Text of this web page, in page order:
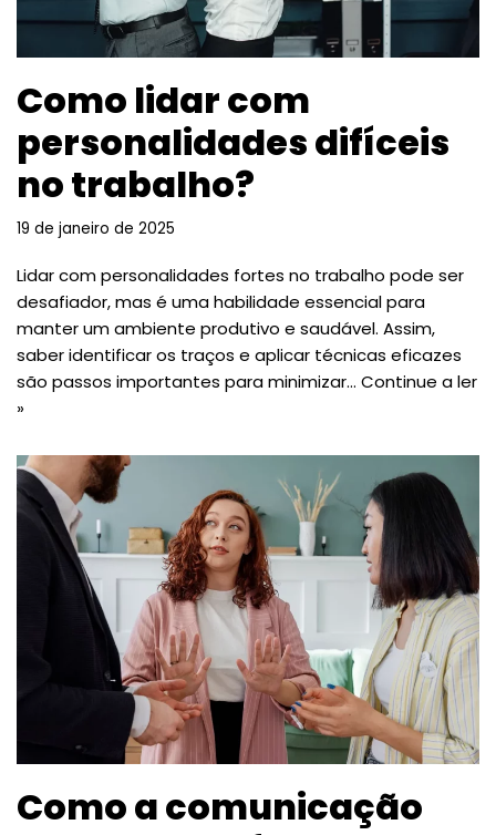
Como lidar com
personalidades difíceis
no trabalho?
19 de janeiro de 2025
Lidar com personalidades fortes no trabalho pode ser
desafiador, mas é uma habilidade essencial para
manter um ambiente produtivo e saudável. Assim,
saber identificar os traços e aplicar técnicas eficazes
são passos importantes para minimizar… Continue a ler
»
Como a comunicação